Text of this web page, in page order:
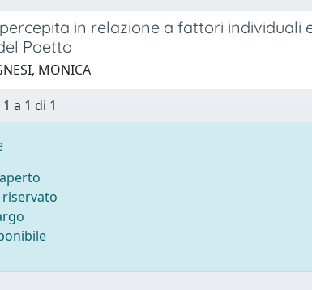
in relazione a fattori individuali
Poetto
MONICA
a 1 di 1
riservato